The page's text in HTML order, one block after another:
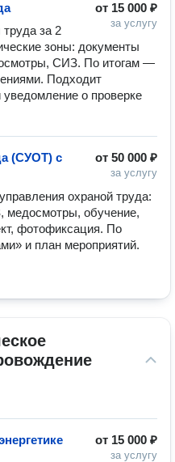
от 15 000 ₽
за услугу
труда за 2
зоны: документы
СИЗ. По итогам —
Подходит
о проверке
от 50 000 ₽
за услугу
(СУОТ) с
охраной труда:
медосмотры, обучение,
фотофиксация. По
и план мероприятий.
от 15 000 ₽
за услугу